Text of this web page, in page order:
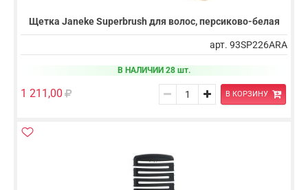
Щетка Janeke Superbrush для волос, персиково-белая
арт. 93SP226ARA
В НАЛИЧИИ 28 шт.
1 211,00 В КОРЗИНУ